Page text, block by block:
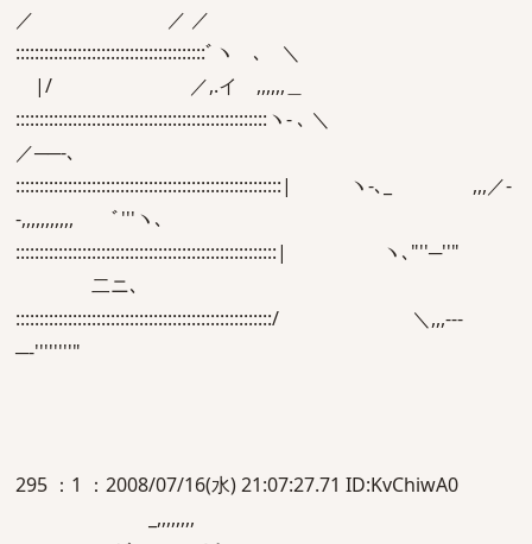
／ ／ ／
::::::::::::::::::::::::::::::::::::::::ﾞヽ ､ ＼
|/ ／,.イ ,,,,,,＿
:::::::::::::::::::::::::::::::::::::::::::::::::::::ヽ- ､ ＼
／──-､
::::::::::::::::::::::::::::::::::::::::::::::::::::::::| ヽ-､_ ,,,／-
-,,,,,,,,,,, ﾞ'''ヽ､
:::::::::::::::::::::::::::::::::::::::::::::::::::::::| ヽ､"''─''"
二ニ､
::::::::::::::::::::::::::::::::::::::::::::::::::::::/ ＼,,,--‐
─‐''''''''"
295 ：1 ：2008/07/16(水) 21:07:27.71 ID:KvChiwA0
_,,,,,,,,